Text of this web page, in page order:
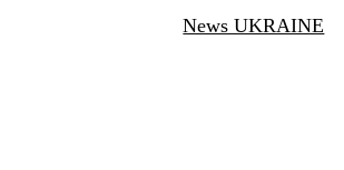
News UKRAINE